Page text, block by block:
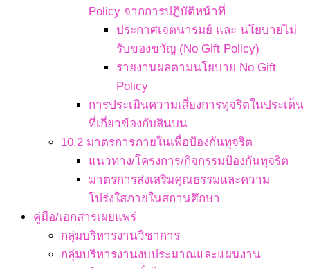
Policy จากการปฏิบัติหน้าที่
ประกาศเจตนารมย์ และ นโยบายไม่
รับของขวัญ (No Gift Policy)
รายงานผลตามนโยบาย No Gift
Policy
การประเมินความเสี่ยงการทุจริตในประเด็น
ที่เกี่ยวข้องกับสินบน
10.2 มาตรการภายในเพื่อป้องกันทุจริต
แนวทาง/โครงการ/กิจกรรมป้องกันทุจริต
มาตรการส่งเสริมคุณธรรมและความ
โปร่งใสภายในสถานศึกษา
คู่มือ/เอกสารเผยแพร่
กลุ่มบริหารงานวิชาการ
กลุ่มบริหารงานงบประมาณและแผนงาน